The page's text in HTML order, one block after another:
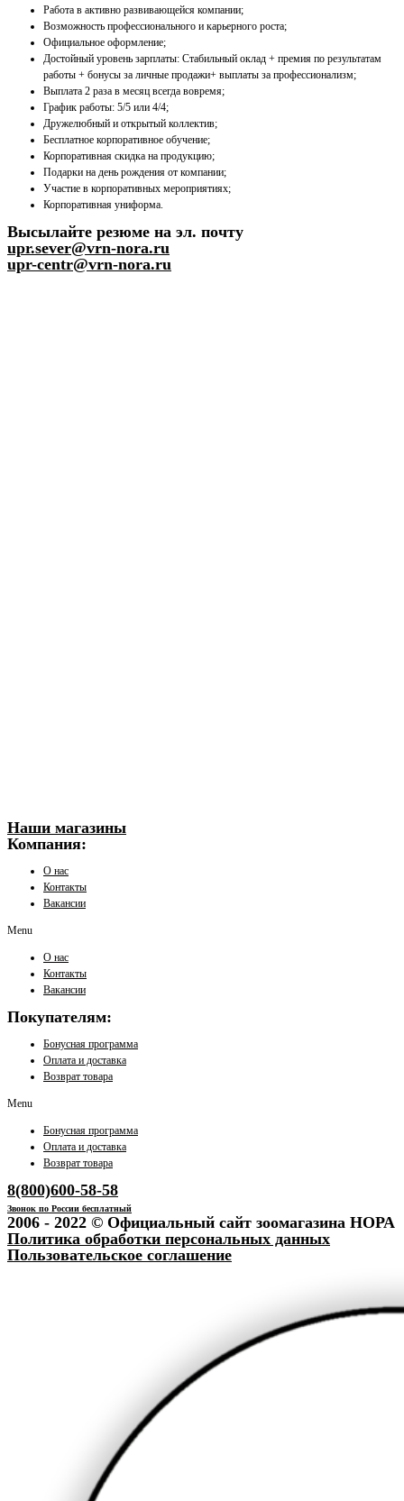
Работа в активно развивающейся компании;
Возможность профессионального и карьерного роста;
Официальное оформление;
Достойный уровень зарплаты: Стабильный оклад + премия по результатам
работы + бонусы за личные продажи+ выплаты за профессионализм;
Выплата 2 раза в месяц всегда вовремя;
График работы: 5/5 или 4/4;
Дружелюбный и открытый коллектив;
Бесплатное корпоративное обучение;
Корпоративная скидка на продукцию;
Подарки на день рождения от компании;
Участие в корпоративных мероприятиях;
Корпоративная униформа.
Высылайте резюме на эл. почту
upr.sever@vrn-nora.ru
upr-centr@vrn-nora.ru
Наши магазины
Компания:
О нас
Контакты
Вакансии
Menu
О нас
Контакты
Вакансии
Покупателям:
Бонусная программа
Оплата и доставка
Возврат товара
Menu
Бонусная программа
Оплата и доставка
Возврат товара
8(800)600-58-58
Звонок по России бесплатный
2006 - 2022 © Официальный сайт зоомагазина НОРА
Политика обработки персональных данных
Пользовательское соглашение